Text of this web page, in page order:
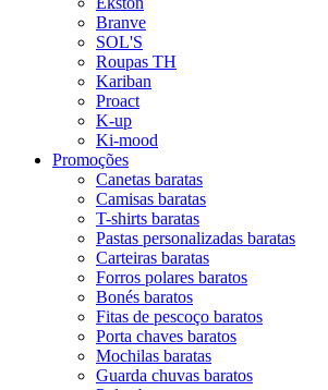
Branve
SOL'S
Roupas TH
Kariban
Proact
K-up
Ki-mood
Promoções
Canetas baratas
Camisas baratas
T-shirts baratas
Pastas personalizadas baratas
Carteiras baratas
Forros polares baratos
Bonés baratos
Fitas de pescoço baratos
Porta chaves baratos
Mochilas baratas
Guarda chuvas baratos